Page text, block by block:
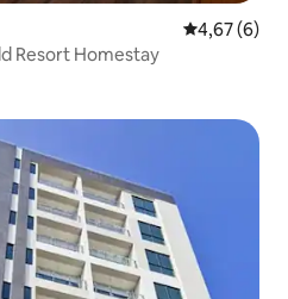
5 üzerinden
4,67 (6)
Resort Homestay